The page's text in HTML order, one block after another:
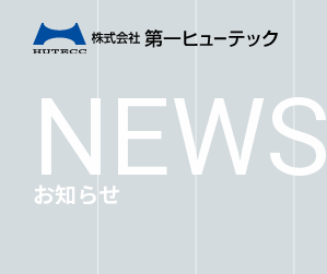
NEWS
お知らせ